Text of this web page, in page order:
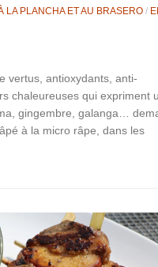
LA PLANCHA ET AU BRASERO /
vertus, antioxydants, anti-
chaleureuses qui expriment
gingembre, galanga…
à la micro râpe, dans les